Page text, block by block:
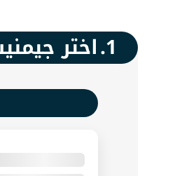
1. اختر